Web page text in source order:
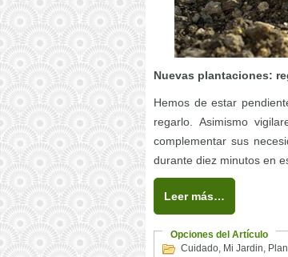
Nuevas plantaciones:
Hemos de estar
regarlo. Asimismo
complementar sus
durante diez minutos en
Leer más…
Opciones del Artículo
Cuidado Mi Jardin